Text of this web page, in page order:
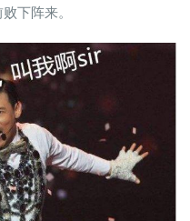
下阵来。